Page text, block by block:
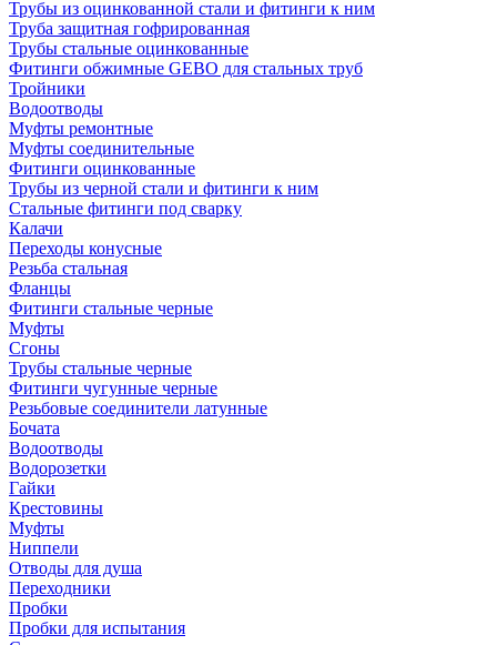
Трубы из оцинкованной стали и фитинги к ним
Труба защитная гофрированная
Трубы стальные оцинкованные
Фитинги обжимные GEBO для стальных труб
Тройники
Водоотводы
Муфты ремонтные
Муфты соединительные
Фитинги оцинкованные
Трубы из черной стали и фитинги к ним
Стальные фитинги под сварку
Калачи
Переходы конусные
Резьба стальная
Фланцы
Фитинги стальные черные
Муфты
Сгоны
Трубы стальные черные
Фитинги чугунные черные
Резьбовые соединители латунные
Бочата
Водоотводы
Водорозетки
Гайки
Крестовины
Муфты
Ниппели
Отводы для душа
Переходники
Пробки
Пробки для испытания